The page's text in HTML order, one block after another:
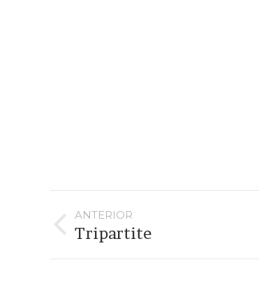
Navegación
entre
proyectos
ANTERIOR
Proyecto
anterior
Tripartite